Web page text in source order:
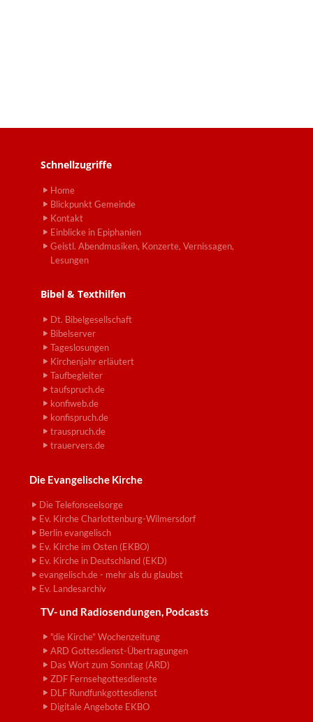
Schnellzugriffe
Home
Blickpunkt Gemeinde
Kontakt
Einblicke in Epiphanien
Geistl. Abendmusiken, Konzerte, Vernissagen,
Lesungen
Bibel & Texthilfen
Dt. Bibelgesellschaft
Bibelserver
Tageslosungen
Kirchenjahr erläutert
Taufbegleiter
taufspruch.de
konfiweb.de
konfispruch.de
trauspruch.de
trauervers.de
Die Evangelische Kirche
Die Telefonseelsorge
Ev. Kirche Charlottenburg-Wilmersdorf
Berlin evangelisch
Ev. Kirche im Osten (EKBO)
Ev. Kirche in Deutschland (EKD)
evangelisch.de - mehr als du glaubst
Ev. Landesarchiv
TV- und Radiosendungen, Podcasts
"die Kirche" Wochenzeitung
ARD Gottesdienst-Übertragungen
Das Wort zum Sonntag (ARD)
ZDF Fernsehgottesdienste
DLF Rundfunkgottesdienst
Digitale Angebote EKBO